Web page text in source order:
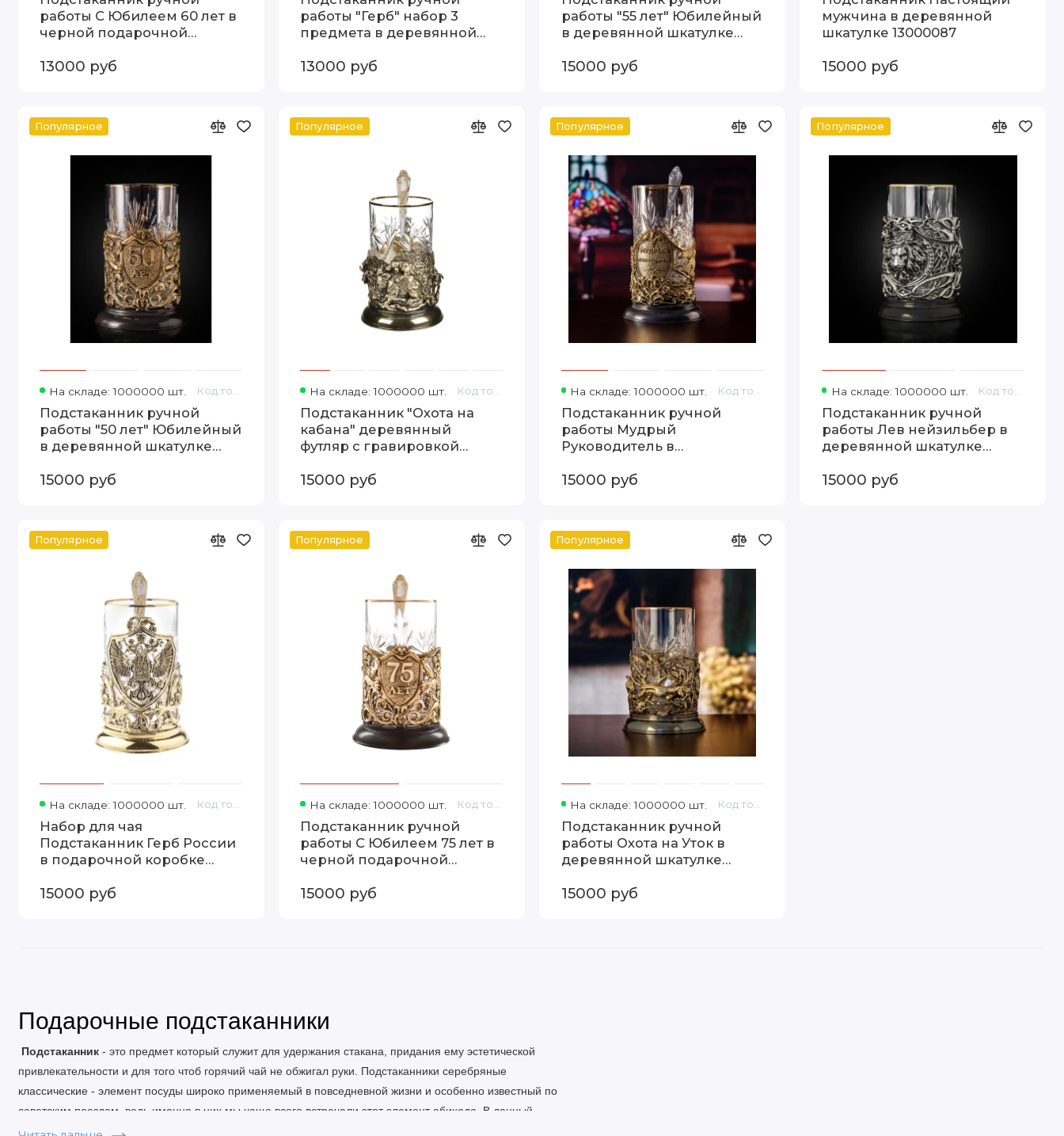
работы С Юбилеем 60 лет в
черной подарочной
13000 руб
работы "Герб" набор 3
предмета в деревянной
13000 руб
работы "55 лет" Юбилейный
в деревянной шкатулке
15000 руб
мужчина в деревянной
шкатулке 13000087
15000 руб
Популярное
На складе: 1000000 шт.
Подстаканник ручной
работы "50 лет" Юбилейный
в деревянной шкатулке
15000 руб
Популярное
На складе: 1000000 шт.
Подстаканник "Охота на
кабана" деревянный
футляр с гравировкой
15000 руб
Популярное
На складе: 1000000 шт.
Подстаканник ручной
работы Мудрый
Руководитель в
13000079
15000 руб
Популярное
На складе: 1000000 шт.
Подстаканник ручной
работы Лев нейзильбер в
деревянной шкатулке
15000 руб
Популярное
На складе: 1000000 шт.
Набор для чая
Подстаканник Герб России
в подарочной коробке
15000 руб
Популярное
На складе: 1000000 шт.
Подстаканник ручной
работы С Юбилеем 75 лет в
черной подарочной
15000 руб
Популярное
На складе: 1000000 шт.
Подстаканник ручной
работы Охота на Уток в
деревянной шкатулке
15000 руб
Подарочные подстаканники
Подстаканник- это предмет который служит для удержания стакана, придания ему эстетической
привлекательности и для того чтоб горячий чай не обжигал руки. Подстаканники серебряные
классические - элемент посуды широко применяемый в повседневной жизни и особенно известный по
советским поездам, ведь именно в них мы чаще всего встречали этот элемент обихода. В данный
момент стакан с подстаканником является таким же предметом на кухне как и обычная чашка и за счет